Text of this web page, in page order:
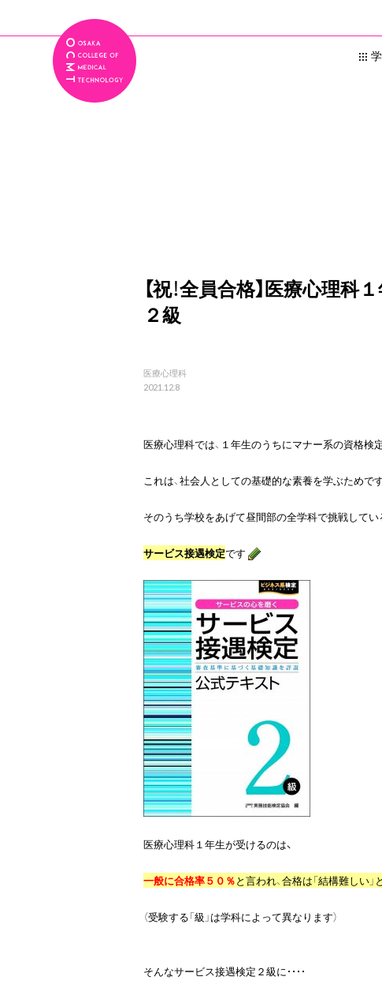
【祝！全員合格】医療心理
２級
医療心理科
2021.12.8
医療心理科では、１年生のうちにマナー系の資格検
これは、社会人としての基礎的な素養を学ぶためです
そのうち学校をあげて昼間部の全学科で挑戦してい
サービス接遇検定です
医療心理科１年生が受けるのは、
一般に合格率５０％と言われ、合格は「結構難しい
（受験する「級」は学科によって異なります）
そんなサービス接遇検定２級に・・・・